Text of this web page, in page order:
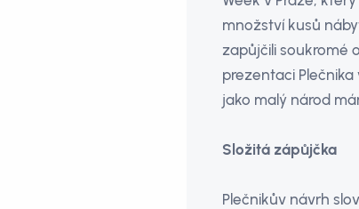
množství kusů
zapůjčili soukromé
prezentaci
jako malý národ
Složitá zápůjčka
Plečnikův návrh